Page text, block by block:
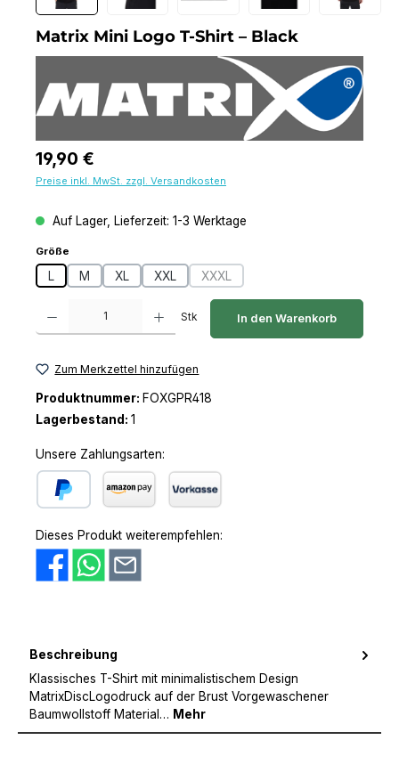
Matrix Mini Logo T-Shirt – Black
Regulärer Preis:
19,90 €
Preise inkl. MwSt. zzgl. Versandkosten
Auf Lager, Lieferzeit: 1-3 Werktage
Größe
L M XL XXL XXXL(Diese Option ist zurzeit nicht
Produkt Anzahl: Gib den gewünschten Wert ein oder benutze die
Stk In den Warenkorb
Zum Merkzettel hinzufügen
Produktnummer: FOXGPR418
Lagerbestand: 1
Unsere Zahlungsarten:
Dieses Produkt weiterempfehlen:
Beschreibung
Klassisches T-Shirt mit minimalistischem Design
MatrixDiscLogodruck auf der Brust Vorgewaschener
Baumwollstoff Material… Mehr